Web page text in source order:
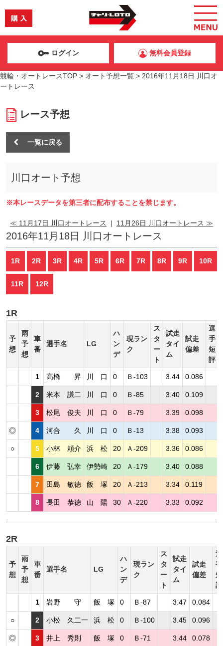
ログイン 無料会員登録
競輪・オートレースTOP > オート予想一覧 > 2016年11月18日 川口オ
ートレース
レース予想
一覧に戻る
川口オート予想
※本レースデータを第三者に配布することを禁じます。
≪ 11月17日 川口オートレース | 11月26日 川口オートレース ≫
2016年11月18日 川口オートレース
1R 2R 3R 4R 5R 6R 7R 8R 9R 10R
11R 12R
1R
予
想
雨
予
想
車
番
選手名 LG
ハ
ン
デ
現ラン
ク
ス
タ
ー
ト
試走
タイ
ム
試走
偏差
選
手
短
評
1 高橋 昇 川 口 0 Ｂ-103 3.44 0.086
2 米本 謙二 川 口 0 Ｂ-85 3.40 0.109
3 松尾 俊夫 川 口 0 Ｂ-79 3.39 0.098
◎ 4 河合 久 川 口 0 Ｂ-13 3.38 0.093
○ 5 小林 頼介 浜 松 20 Ａ-209 3.36 0.086
6 伊藤 弘幸 伊勢崎 20 Ａ-179 3.40 0.088
7 田島 敏徳 飯 塚 20 Ａ-213 3.34 0.119
8 長田 恭徳 山 陽 30 Ａ-220 3.33 0.092
2R
予
想
雨
予
想
車
番
選手名 LG
ハ
ン
デ
現ラン
ク
ス
タ
ー
ト
試走
タイ
ム
試走
偏差
選
手
短
評
1 岩野 守 飯 塚 0 Ｂ-87 3.47 0.084
○ 2 小松 久二一 浜 松 0 Ｂ-100 3.45 0.096
◎ 3 井上 秀則 飯 塚 0 Ｂ-71 3.44 0.078